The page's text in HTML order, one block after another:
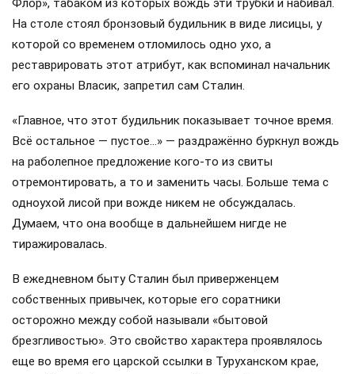
На столе стоял бронзовый будильник в виде лисицы, у
которой со временем отломилось одно ухо, а
реставрировать этот атрибут, как вспоминал начальник
его охраны Власик, запретил сам Сталин.
«Главное, что этот будильник показывает точное время.
Всё остальное — пустое…» — раздражённо буркнул вождь
на раболепное предложение кого-то из свиты
отремонтировать, а то и заменить часы. Больше тема с
одноухой лисой при вожде никем не обсуждалась.
Думаем, что она вообще в дальнейшем нигде не
тиражировалась.
В ежедневном быту Сталин был приверженцем
собственных привычек, которые его соратники
осторожно между собой называли «бытовой
брезгливостью». Это свойство характера проявлялось
еще во время его царской ссылки в Туруханском крае,